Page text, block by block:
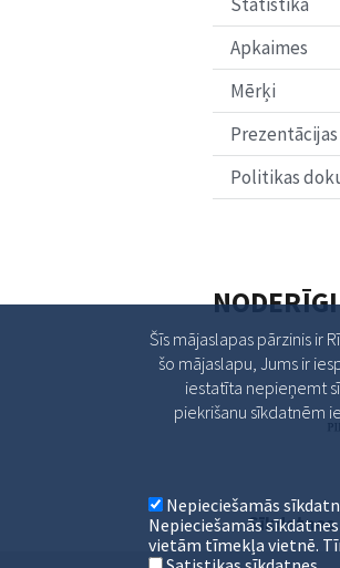
Apkaimes
Mērķi
Prezentācijas
Politikas
NODERĪGI
Sīkdatnes
Šīs mājaslapas pārzinis ir
šo mājaslapu, Jums ir
iestatīta nepieņemt
piekrišanu sīkdatnēm
Nepieciešamās
Nepieciešamās
vietām tīmekļa vietnē.